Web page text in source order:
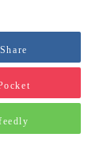
Share